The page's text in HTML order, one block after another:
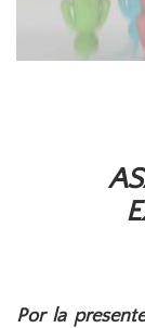
Por la